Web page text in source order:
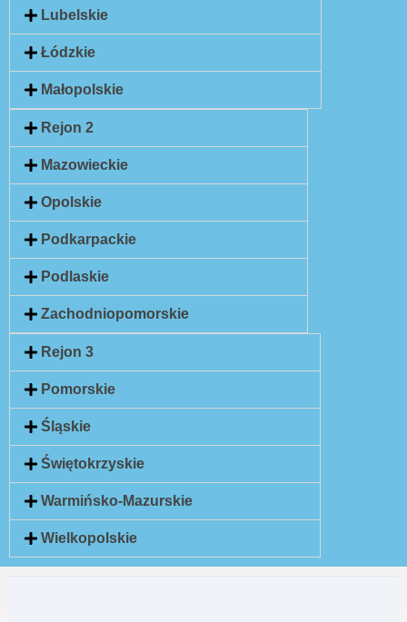
Rejon 3
Pomorskie
Śląskie
Świętokrzyskie
Warmińsko-Mazurskie
Wielkopolskie
Rejon 2
Mazowieckie
Opolskie
Podkarpackie
Podlaskie
Zachodniopomorskie
Lubelskie
Łódzkie
Małopolskie